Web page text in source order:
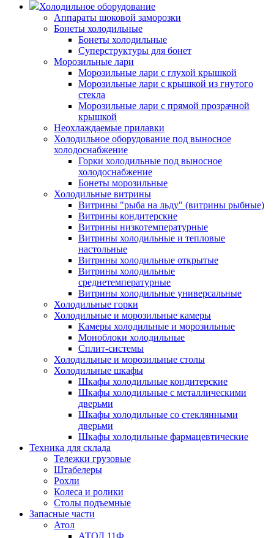
Холодильное оборудование
Аппараты шоковой заморозки
Бонеты холодильные
Бонеты холодильные
Суперструктуры для бонет
Морозильные лари
Морозильные лари с глухой крышкой
Морозильные лари с крышкой из гнутого
стекла
Морозильные лари с прямой прозрачной
крышкой
Неохлаждаемые прилавки
Холодильное оборудование под выносное
холодоснабжение
Горки холодильные под выносное
холодоснабжение
Бонеты морозильные
Холодильные витрины
Витрины "рыба на льду" (витрины рыбные)
Витрины кондитерские
Витрины низкотемпературные
Витрины холодильные и тепловые
настольные
Витрины холодильные открытые
Витрины холодильные
среднетемпературные
Витрины холодильные универсальные
Холодильные горки
Холодильные и морозильные камеры
Камеры холодильные и морозильные
Моноблоки холодильные
Сплит-системы
Холодильные и морозильные столы
Холодильные шкафы
Шкафы холодильные кондитерские
Шкафы холодильные с металлическими
дверьми
Шкафы холодильные со стеклянными
дверьми
Шкафы холодильные фармацевтические
Техника для склада
Тележки грузовые
Штабелеры
Рохли
Колеса и ролики
Столы подъемные
Запасные части
Атол
АТОЛ 11Ф